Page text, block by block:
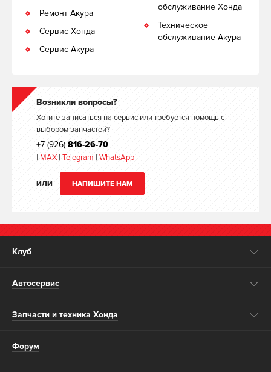
Ремонт Акура
Сервис Хонда
Сервис Акура
обслуживание Хонда
Техническое
обслуживание Акура
Возникли вопросы?
Хотите записаться на сервис или требуется помощь с
выбором запчастей?
+7 (926) 816-26-70
| MAX | Telegram | WhatsApp |
ИЛИ НАПИШИТЕ НАМ
Клуб
Автосервис
Запчасти и техника Хонда
Форум